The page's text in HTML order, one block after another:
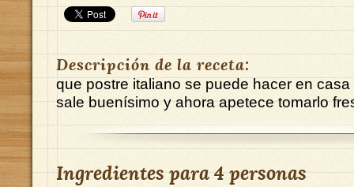
Descripción de la receta:
que postre italiano se puede hacer en
sale buenísimo y ahora apetece tomarlo
Ingredientes para4 personas